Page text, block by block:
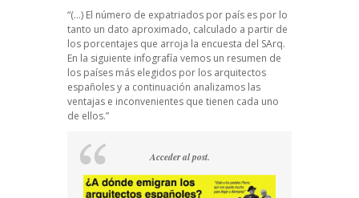
“(…) El número de expatriados por país es por lo
tanto un dato aproximado, calculado a partir de
los porcentajes que arroja la encuesta del SArq.
En la siguiente infografía vemos un resumen de
los países más elegidos por los arquitectos
españoles y a continuación analizamos las
ventajas e inconvenientes que tienen cada uno
de ellos.”
Acceder al post.